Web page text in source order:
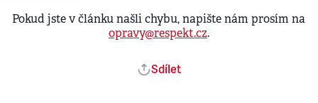
Pokud jste v článku našli chybu, napište nám prosím na
opravy@respekt.cz.
Sdílet